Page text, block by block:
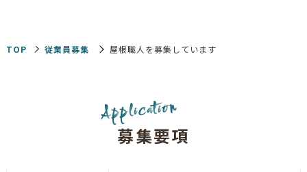
TOP 従業員募集 屋根職人を募集しています
Application
募集要項